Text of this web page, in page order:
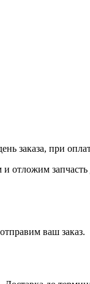
заказа, при
запчасть
ваш заказ.